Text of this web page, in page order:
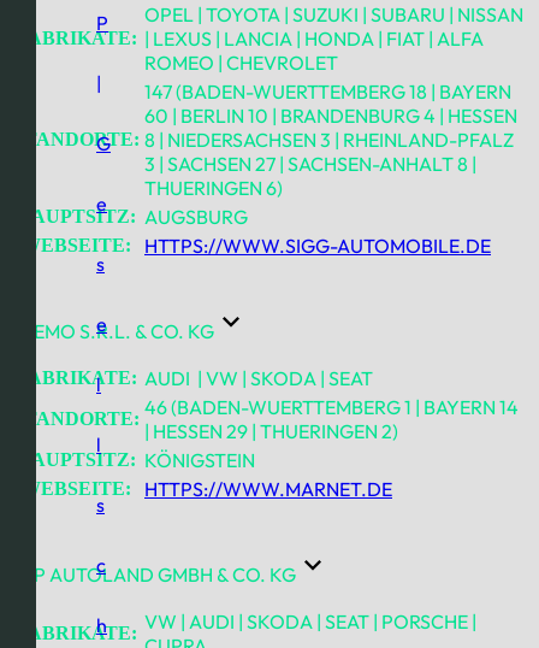
P
|
G
e
s
e
l
l
s
c
h
FABRIKATE:
OPEL | TOYOTA | SUZUKI | SUBARU | NISSAN
| LEXUS | LANCIA | HONDA | FIAT | ALFA
ROMEO | CHEVROLET
STANDORTE:
147 (BADEN-WUERTTEMBERG 18 | BAYERN
60 | BERLIN 10 | BRANDENBURG 4 | HESSEN
8 | NIEDERSACHSEN 3 | RHEINLAND-PFALZ
3 | SACHSEN 27 | SACHSEN-ANHALT 8 |
THUERINGEN 6)
HAUPTSITZ: AUGSBURG
WEBSEITE: HTTPS://WWW.SIGG-AUTOMOBILE.DE
AVEMO S.R.L. & CO. KG
FABRIKATE: AUDI | VW | SKODA | SEAT
STANDORTE: 46 (BADEN-WUERTTEMBERG 1 | BAYERN 14
| HESSEN 29 | THUERINGEN 2)
HAUPTSITZ: KÖNIGSTEIN
WEBSEITE: HTTPS://WWW.MARNET.DE
AVP AUTOLAND GMBH & CO. KG
FABRIKATE: VW | AUDI | SKODA | SEAT | PORSCHE |